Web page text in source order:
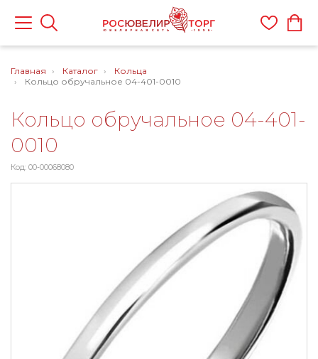
Главная Каталог
Кольца
Кольцо обручальное 04-401-0010
Кольцо обручальное 04-401-
0010
Код: 00-00068080